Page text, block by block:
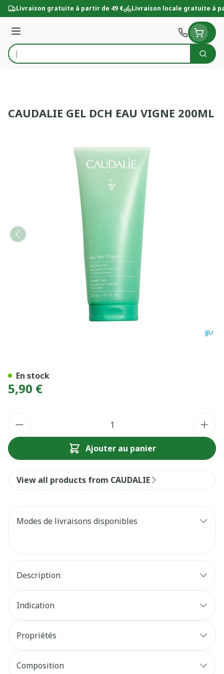
Aller au contenu
Livraison gratuite à partir de 49 € Livraison locale gratuite à
Menu
Rechercher
CAUDALIE GEL DCH EAU VIGNE 200ML
5,90 €
Ajouter au panier
En stock
View all products from CAUDALIE
Modes de livraisons disponibles
Description
Indication
Propriétés
Composition